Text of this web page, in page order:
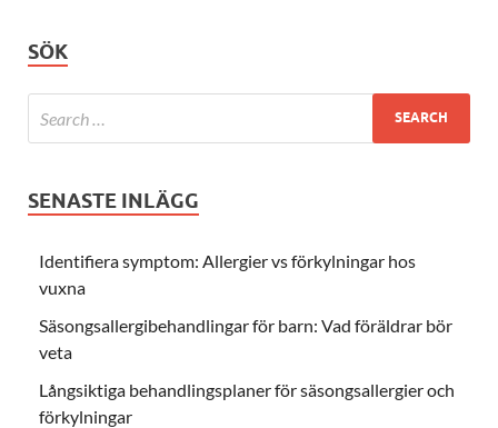
SÖK
SENASTE INLÄGG
Identifiera symptom: Allergier vs förkylningar hos
vuxna
Säsongsallergibehandlingar för barn: Vad föräldrar bör
veta
Långsiktiga behandlingsplaner för säsongsallergier och
förkylningar